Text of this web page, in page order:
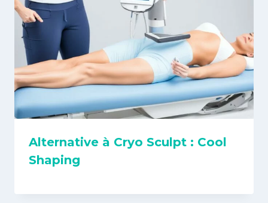
Alternative à Cryo Sculpt : Cool
Shaping